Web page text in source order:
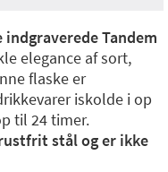
indgraverede Tandem
elegance af sort,
flaske er
iskolde i op
til 24 timer.
stål og er ikke